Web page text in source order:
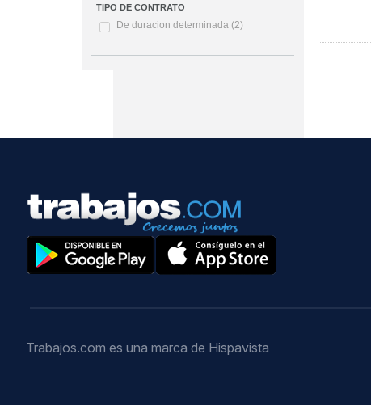
TIPO DE CONTRATO
De duracion determinada (2)
Trabajos.com es una marca de Hispavista